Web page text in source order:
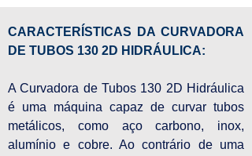
CARACTERÍSTICAS DA CURVADORA
DE TUBOS 130 2D HIDRÁULICA:
A Curvadora de Tubos 130 2D Hidráulica
é uma máquina capaz de curvar tubos
metálicos, como aço carbono, inox,
alumínio e cobre. Ao contrário de uma